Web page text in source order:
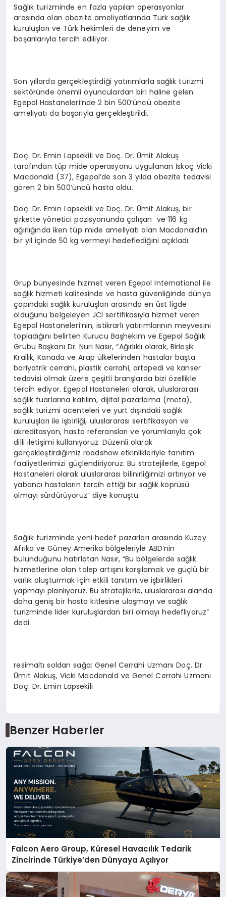
Sağlık turizminde en fazla yapılan operasyonlar
arasında olan obezite ameliyatlarında Türk sağlık
kuruluşları ve Türk hekimleri de deneyim ve
başarılarıyla tercih ediliyor.
Son yıllarda gerçekleştirdiği yatırımlarla sağlık turizmi
sektöründe önemli oyunculardan biri haline gelen
Egepol Hastaneleri’nde 2 bin 500’üncü obezite
ameliyatı da başarıyla gerçekleştirildi.
Doç. Dr. Emin Lapsekili ve Doç. Dr. Ümit Alakuş
tarafından tüp mide operasyonu uygulanan İskoç Vicki
Macdonald (37), Egepol’de son 3 yılda obezite tedavisi
gören 2 bin 500’üncü hasta oldu.
Doç. Dr. Emin Lapsekili ve Doç. Dr. Ümit Alakuş, bir
şirkette yönetici pozisyonunda çalışan ve 116 kg
ağırlığında iken tüp mide ameliyatı olan Macdonald’ın
bir yıl içinde 50 kg vermeyi hedeflediğini açıkladı.
Grup bünyesinde hizmet veren Egepol International ile
sağlık hizmeti kalitesinde ve hasta güvenliğinde dünya
çapındaki sağlık kuruluşları arasında en üst ligde
olduğunu belgeleyen JCI sertifikasıyla hizmet veren
Egepol Hastaneleri’nin, istikrarlı yatırımlarının meyvesini
topladığını belirten Kurucu Başhekim ve Egepol Sağlık
Grubu Başkanı Dr. Nuri Nasır, “Ağırlıklı olarak, Birleşik
Krallık, Kanada ve Arap ülkelerinden hastalar başta
bariyatrik cerrahi, plastik cerrahi, ortopedi ve kanser
tedavisi olmak üzere çeşitli branşlarda bizi özellikle
tercih ediyor. Egepol Hastaneleri olarak, uluslararası
sağlık fuarlarına katılım, dijital pazarlama (meta),
sağlık turizmi acenteleri ve yurt dışındaki sağlık
kuruluşları ile işbirliği, uluslararası sertifikasyon ve
akreditasyon, hasta referansları ve yorumlarıyla çok
dilli iletişimi kullanıyoruz. Düzenli olarak
gerçekleştirdiğimiz roadshow etkinlikleriyle tanıtım
faaliyetlerimizi güçlendiriyoruz. Bu stratejilerle, Egepol
Hastaneleri olarak uluslararası bilinirliğimizi artırıyor ve
yabancı hastaların tercih ettiği bir sağlık köprüsü
olmayı sürdürüyoruz” diye konuştu.
Sağlık turizminde yeni hedef pazarları arasında Kuzey
Afrika ve Güney Amerika bölgeleriyle ABD’nin
bulunduğunu hatırlatan Nasır, “Bu bölgelerde sağlık
hizmetlerine olan talep artışını karşılamak ve güçlü bir
varlık oluşturmak için etkili tanıtım ve işbirlikleri
yapmayı planlıyoruz. Bu stratejilerle, uluslararası alanda
daha geniş bir hasta kitlesine ulaşmayı ve sağlık
turizminde lider kuruluşlardan biri olmayı hedefliyoruz”
dedi.
resimaltı soldan sağa: Genel Cerrahi Uzmanı Doç. Dr.
Ümit Alakuş, Vicki Macdonald ve Genel Cerrahi Uzmanı
Doç. Dr. Emin Lapsekili
Benzer Haberler
Falcon Aero Group, Küresel Havacılık Tedarik
Zincirinde Türkiye’den Dünyaya Açılıyor